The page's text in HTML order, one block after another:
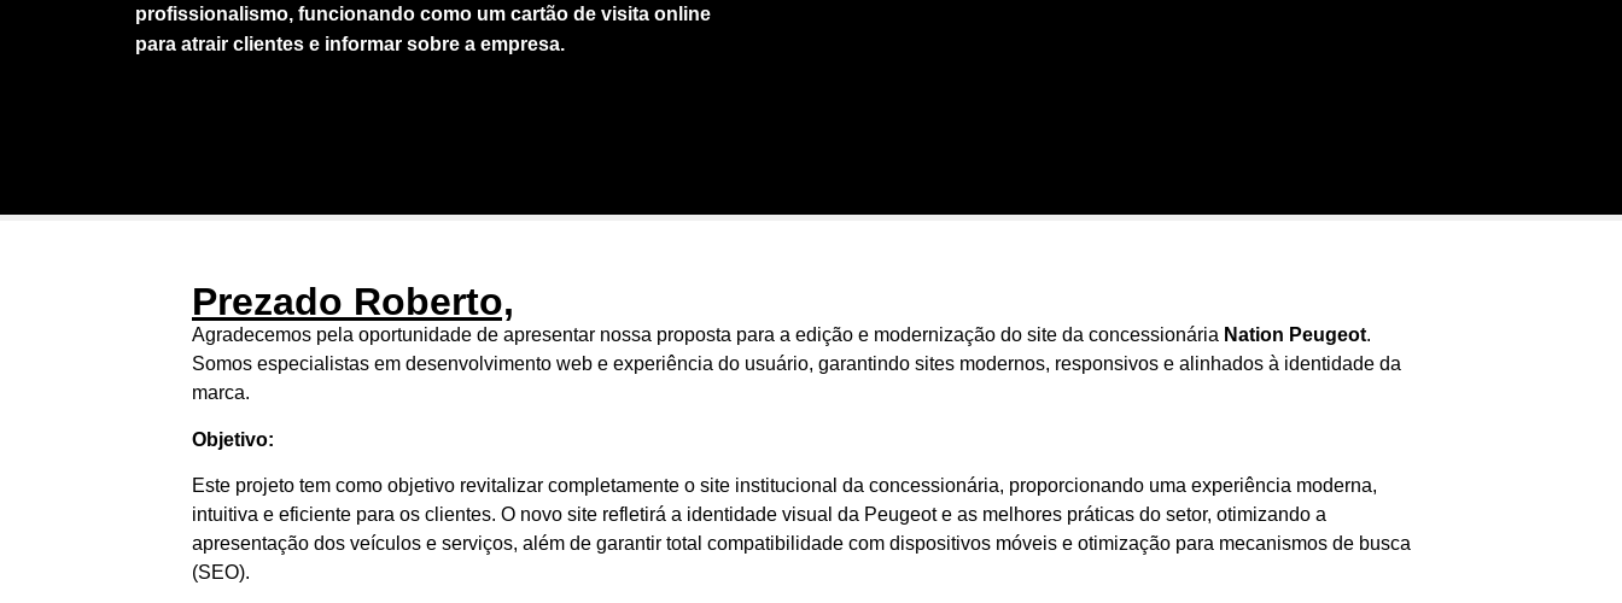
profissionalismo, funcionando como um cartão de visita online
para atrair clientes e informar sobre a empresa.
Prezado Roberto,
Agradecemos pela oportunidade de apresentar nossa proposta para a edição e modernização do site da concessionária Nation Peugeot.
Somos especialistas em desenvolvimento web e experiência do usuário, garantindo sites modernos, responsivos e alinhados à identidade da
marca.
Objetivo:
Este projeto tem como objetivo revitalizar completamente o site institucional da concessionária, proporcionando uma experiência moderna,
intuitiva e eficiente para os clientes. O novo site refletirá a identidade visual da Peugeot e as melhores práticas do setor, otimizando a
apresentação dos veículos e serviços, além de garantir total compatibilidade com dispositivos móveis e otimização para mecanismos de busca
(SEO).